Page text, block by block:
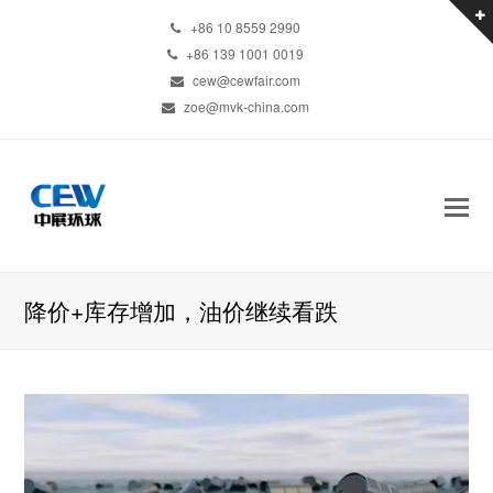
+86 10 8559 2990
+86 139 1001 0019
cew@cewfair.com
zoe@mvk-china.com
降价+库存增加，油价继续看跌